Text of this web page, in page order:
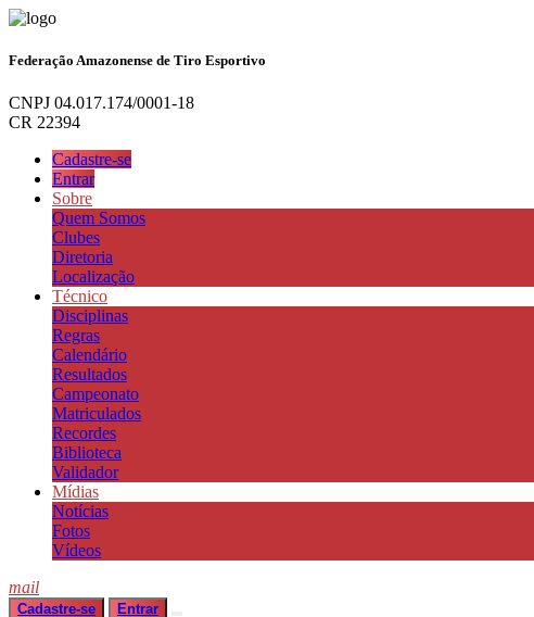
Federação Amazonense de Tiro Esportivo
CNPJ 04.017.174/0001-18
CR 22394
Cadastre-se
Entrar
Sobre
Quem Somos
Clubes
Diretoria
Localização
Técnico
Disciplinas
Regras
Calendário
Resultados
Campeonato
Matriculados
Recordes
Biblioteca
Validador
Mídias
Notícias
Fotos
Vídeos
mail
Cadastre-se Entrar